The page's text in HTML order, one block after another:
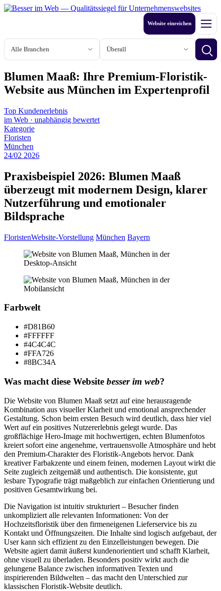
Zum
Branche
Stadt oder Region
Website einreichen Menü
Blumen Maaß: Ihre Premium-Floristik-
Website aus München im Expertenprofil
Top Kundenerlebnis
im Web · unabhängig bewertet
Kategorie
Floristen
München
24/02 2026
Praxisbeispiel 2026: Blumen Maaß
überzeugt mit modernem Design, klarer
Nutzerführung und emotionaler
Bildsprache
FloristenWebsite-Vorstellung München Bayern
Farbwelt
#D81B60
#FFFFFF
#4C4C4C
#FFA726
#8BC34A
Was macht diese Website besser im web?
Die Website von Blumen Maaß setzt auf eine herausragende
Kombination aus visueller Klarheit und emotional ansprechender
Gestaltung. Schon beim ersten Besuch wird deutlich, dass hier viel
Wert auf ein positives Nutzererlebnis gelegt wurde. Das
großflächige Hero-Image mit hochwertigen, echten Blumenfotos
kreiert sofort eine angenehme, vertrauensvolle Atmosphäre und hebt
den Premium-Charakter des Floristik-Angebots hervor. Dank
kreativer Farbakzente und einem feinen, modernen Layout wirkt die
Seite zugleich zeitgemäß und authentisch. Die konsistente, gut
lesbare Typografie trägt maßgeblich zur einfachen Orientierung und
positiven Gesamtwirkung bei.
Die Navigation ist intuitiv strukturiert – Besucher finden
unkompliziert alle relevanten Informationen: Von der
Hochzeitsfloristik über den firmeneigenen Lieferservice bis zu
Kontakt und Öffnungszeiten. Die Inhalte sind logisch aufgebaut, der
User kann sich effizient zu den Einzelleistungen bewegen. Die
Website agiert damit äußerst kundenorientiert und schafft Klarheit,
ohne visuell zu überladen. Besonders positiv wirkt auch die
gelungene Balance zwischen informativen Texten und
inspirierenden Bildwelten – das macht den Unterschied zur
klassischen Floristik-Website deutlich.